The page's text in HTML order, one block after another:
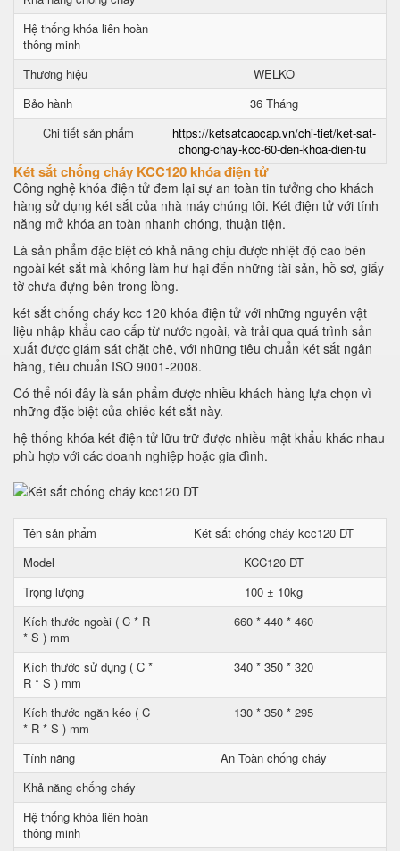
Hệ thống khóa liên hoàn
thông minh
Thương hiệu
WELKO
Bảo hành
36 Tháng
Chi tiết sản phẩm
https://ketsatcaocap.vn/chi-tiet/ket-sat-
chong-chay-kcc-60-den-khoa-dien-tu
Két sắt chống cháy KCC120 khóa điện tử
Công nghệ khóa điện tử đem lại sự an toàn tin tưởng cho khách
hàng sử dụng két sắt của nhà máy chúng tôi. Két điện tử với tính
năng mở khóa an toàn nhanh chóng, thuận tiện.
Là sản phẩm đặc biệt có khả năng chịu được nhiệt độ cao bên
ngoài két sắt mà không làm hư hại đến những tài sản, hồ sơ, giấy
tờ chưa đựng bên trong lòng.
két sắt chống cháy kcc 120 khóa điện tử với những nguyên vật
liệu nhập khẩu cao cấp từ nước ngoài, và trải qua quá trình sản
xuất được giám sát chặt chẽ, với những tiêu chuẩn két sắt ngân
hàng, tiêu chuẩn ISO 9001-2008.
Có thể nói đây là sản phẩm được nhiều khách hàng lựa chọn vì
những đặc biệt của chiếc két sắt này.
hệ thống khóa két điện tử lữu trữ được nhiều mật khẩu khác nhau
phù hợp với các doanh nghiệp hoặc gia đình.
Tên sản phẩm
Két sắt chống cháy kcc120 DT
Model
KCC120 DT
Trọng lượng
100 ± 10kg
Kích thước ngoài ( C * R
* S ) mm
660 * 440 * 460
Kích thước sử dụng ( C *
R * S ) mm
340 * 350 * 320
Kích thước ngăn kéo ( C
* R * S ) mm
130 * 350 * 295
Tính năng
An Toàn chống cháy
Khả năng chống cháy
Hệ thống khóa liên hoàn
thông minh